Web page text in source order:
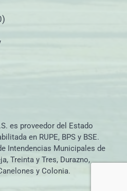
es proveedor del Estado
en RUPE, BPS y BSE.
Intendencias Municipales de
Treinta y Tres, Durazno,
y Colonia.